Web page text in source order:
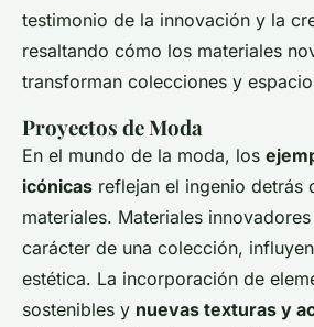
testimonio de la innovación y la
resaltando cómo los materiales
transforman colecciones y
Proyectos de Moda
En el mundo de la moda, los
icónicas reflejan el ingenio detrás
materiales. Materiales
carácter de una colección,
estética. La incorporación de
sostenibles y nuevas texturas y